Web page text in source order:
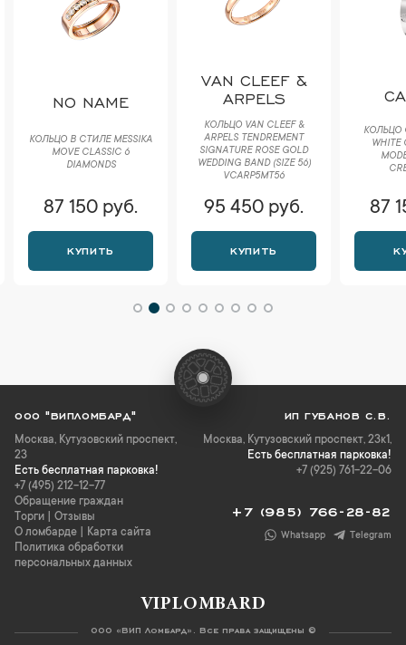
NO NAME
КОЛЬЦО В СТИЛЕ MESSIKA
MOVE CLASSIC 6
DIAMONDS
87 150 руб.
КУПИТЬ
VAN CLEEF &
ARPELS
КОЛЬЦО VAN CLEEF &
ARPELS TENDREMENT
SIGNATURE ROSE GOLD
WEDDING BAND (SIZE 56)
VCARP5MT56
95 450 руб.
КУПИТЬ
КОЛЬЦО
WHITE
87
ООО "ВИПЛОМБАРД"
Москва, Кутузовский проспект,
23
Есть бесплатная парковка!
+7 (495) 212-12-77
Обращение граждан
Торги
Отзывы
О ломбарде
Карта сайта
Политика обработки
персональных данных
ИП ГУБАНОВ С.В.
Москва, Кутузовский проспект, 23к1,
Есть бесплатная парковка!
+7 (925) 761-22-06
+7 (985) 766-28-82
Whatsapp Telegram
VIPLOMBARD
ООО «ВИП Ломбард». Все права защищены ©